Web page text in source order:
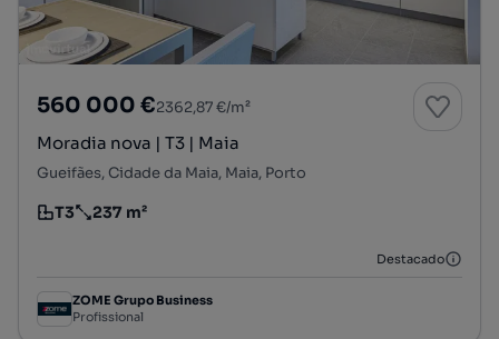
560 000 €2362,87 €/m²
Moradia nova | T3 | Maia
Gueifães, Cidade da Maia, Maia, Porto
Tipologia
T3
Preço por metro quadrado
237 m²
Destacado
ZOME Grupo Business
Profissional